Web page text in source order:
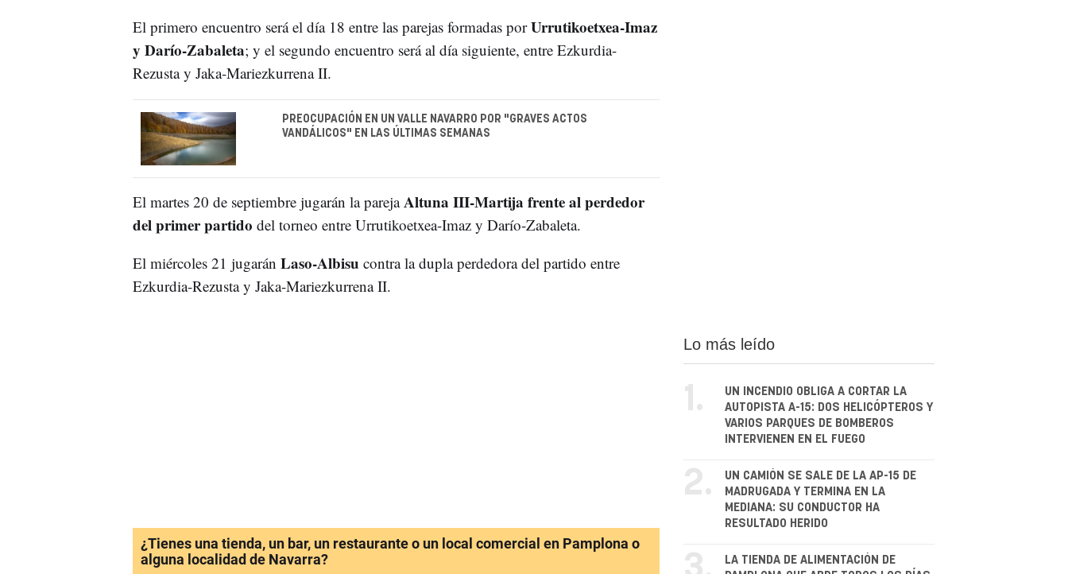
El primero encuentro será el día 18 entre las parejas formadas porUrrutikoetxea-Imaz
y Darío-Zabaleta; y el segundo encuentro será al día siguiente, entre Ezkurdia-
Rezusta y Jaka-Mariezkurrena II.
PREOCUPACIÓN EN UN VALLE NAVARRO POR "GRAVES ACTOS
VANDÁLICOS" EN LAS ÚLTIMAS SEMANAS
El martes 20 de septiembre jugarán la parejaAltuna III-Martija frente al perdedor
del primer partido del torneo entre Urrutikoetxea-Imaz y Darío-Zabaleta.
El miércoles 21 jugarán Laso-Albisu contra la dupla perdedora del partido entre
Ezkurdia-Rezusta y Jaka-Mariezkurrena II.
¿Tienes una tienda, un bar, un restaurante o un local comercial en Pamplona o
alguna localidad de Navarra?
Lo más leído
1.
UN INCENDIO OBLIGA A CORTAR LA
AUTOPISTA A-15: DOS HELICÓPTEROS Y
VARIOS PARQUES DE BOMBEROS
INTERVIENEN EN EL FUEGO
2.
UN CAMIÓN SE SALE DE LA AP-15 DE
MADRUGADA Y TERMINA EN LA
MEDIANA: SU CONDUCTOR HA
RESULTADO HERIDO
LA TIENDA DE ALIMENTACIÓN DE